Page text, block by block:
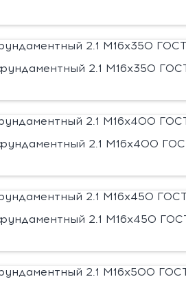
2.1 М16х350
2.1 М16х400
2.1 М16х450